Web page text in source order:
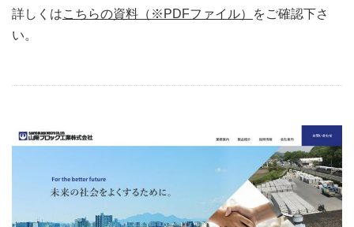
詳しくはこちらの資料（※PDFファイル）
をご確認下さ
い。